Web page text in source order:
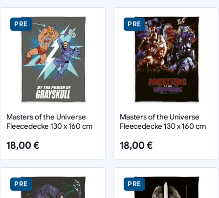
PRE
Masters of the Universe
Fleecedecke 130 x 160 cm
18,00 €
PRE
Masters of the Universe
Fleecedecke 130 x 160 cm
18,00 €
PRE PRE